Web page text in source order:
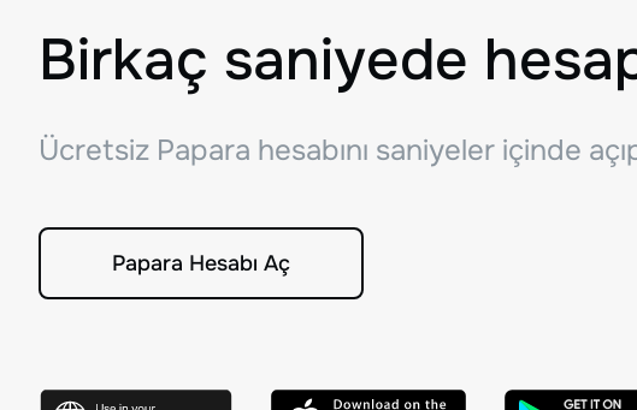
Birkaç saniyede
Ücretsiz Papara hesabını saniyeler içinde
Papara Hesabı Aç